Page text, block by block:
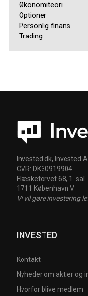
Økonomiteori
Optioner
Personlig finans
Trading
Invested.dk, Invested
CVR: DK30919904
Flæsketorvet 68, 1. sal
1711 København V
Vi vil gøre investering
INVESTED
Kontakt
Nyheder om aktier og
Hvorfor blive medlem